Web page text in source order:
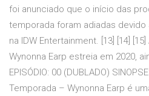
foi anunciado que o início das
temporada foram adiadas
na IDW Entertainment. [13] [14]
Wynonna Earp estreia em 2020,
EPISÓDIO: 00 (DUBLADO)
Temporada – Wynonna Earp é